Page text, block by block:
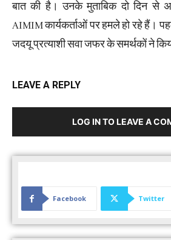
बात की है। उनके मुताबिक दो दिन से
AIMIM कार्यकर्ताओं पर हमले हो रहे हैं।
जदयू प्रत्याशी सवा जफर के समर्थकों ने
LEAVE A REPLY
LOG IN TO LEAVE A
Facebook Twitter